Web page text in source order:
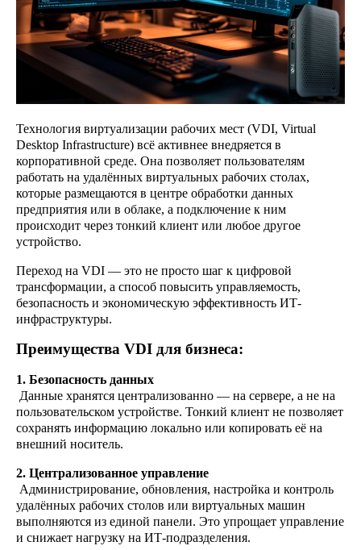
Технология виртуализации рабочих мест (VDI, Virtual
Desktop Infrastructure) всё активнее внедряется в
корпоративной среде. Она позволяет пользователям
работать на удалённых виртуальных рабочих столах,
которые размещаются в центре обработки данных
предприятия или в облаке, а подключение к ним
происходит через тонкий клиент или любое другое
устройство.
Переход на VDI — это не просто шаг к цифровой
трансформации, а способ повысить управляемость,
безопасность и экономическую эффективность ИТ-
инфраструктуры.
Преимущества VDI для бизнеса:
1. Безопасность данных
Данные хранятся централизованно — на сервере, а не на
пользовательском устройстве. Тонкий клиент не позволяет
сохранять информацию локально или копировать её на
внешний носитель.
2. Централизованное управление
Администрирование, обновления, настройка и контроль
удалённых рабочих столов или виртуальных машин
выполняются из единой панели. Это упрощает управление
и снижает нагрузку на ИТ-подразделения.